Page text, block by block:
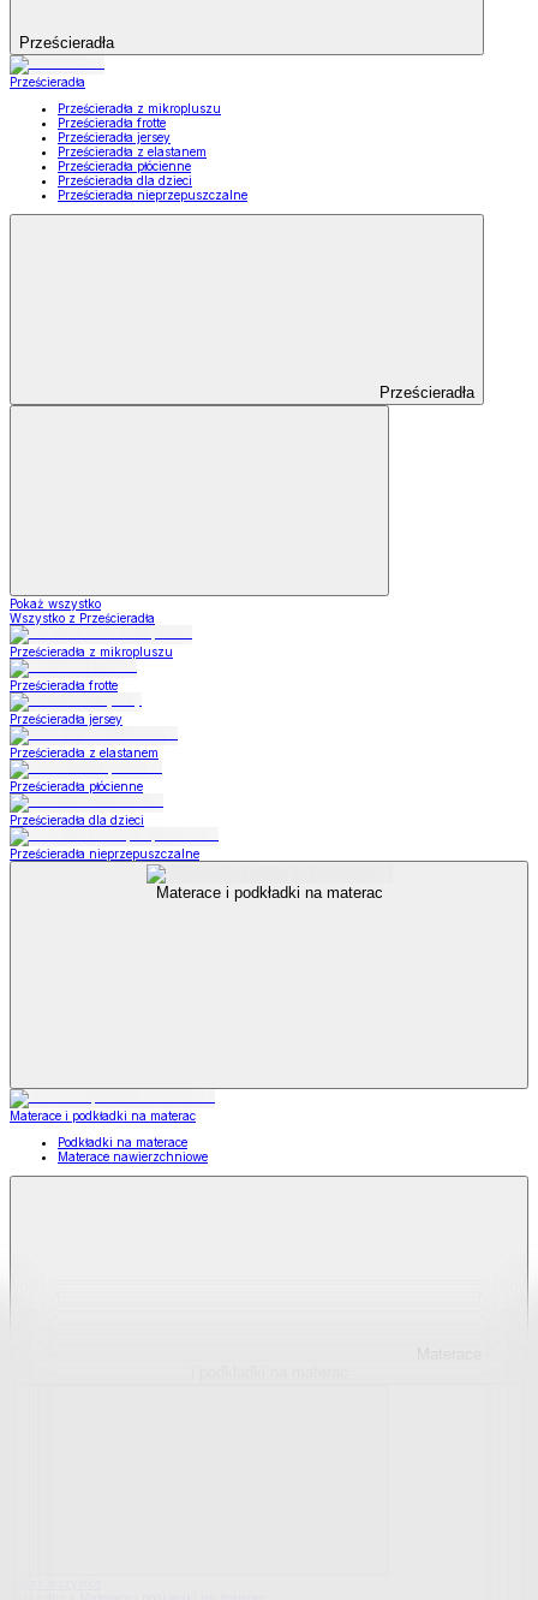
Prześcieradła
Prześcieradła
Prześcieradła z mikropluszu
Prześcieradła frotte
Prześcieradła jersey
Prześcieradła z elastanem
Prześcieradła płócienne
Prześcieradła dla dzieci
Prześcieradła nieprzepuszczalne
Prześcieradła
Pokaż wszystko
Wszystko z Prześcieradła
Prześcieradła z mikropluszu
Prześcieradła frotte
Prześcieradła jersey
Prześcieradła z elastanem
Prześcieradła płócienne
Prześcieradła dla dzieci
Prześcieradła nieprzepuszczalne
Materace i podkładki na materac
Materace i podkładki na materac
Podkładki na materace
Materace nawierzchniowe